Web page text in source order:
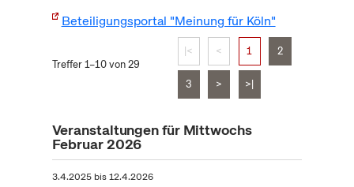
Beteiligungsportal "Meinung für Köln"
Treffer 1–10 von 29
|< < 1 2
3 > >|
Veranstaltungen für Mittwochs
Februar 2026
3.4.2025bis12.4.2026